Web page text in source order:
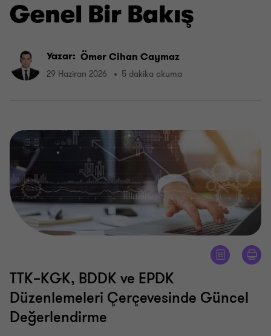
Genel Bir Bakış
Yazar: Ömer Cihan Caymaz
29 Haziran 2026 5 dakika okuma
TTK–KGK, BDDK ve EPDK
Düzenlemeleri Çerçevesinde Güncel
Değerlendirme